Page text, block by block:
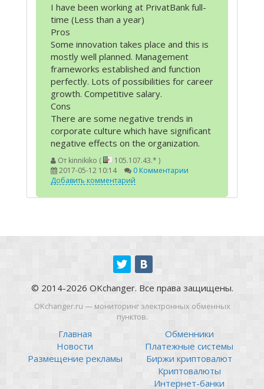
I have been working at PrivatBank full-
time (Less than a year)
Pros
Some innovation takes place and this is
mostly well planned. Management
frameworks established and function
perfectly. Lots of possibilities for career
growth. Competitive salary.
Cons
There are some negative trends in
corporate culture which have significant
negative effects on the organization.
От kinnikiko (
105.107.43.* )
2017-05-12 10:14
0 Комментарии
Добавить комментарий
© 2014-2026 OKchanger. Все права защищены.
OKchanger.ru — мониторинг электронных обменных
пунктов.
Главная
Новости
Размещение рекламы
Обменники
Платежные системы
Биржи криптовалют
Криптовалюты
Интернет-банки